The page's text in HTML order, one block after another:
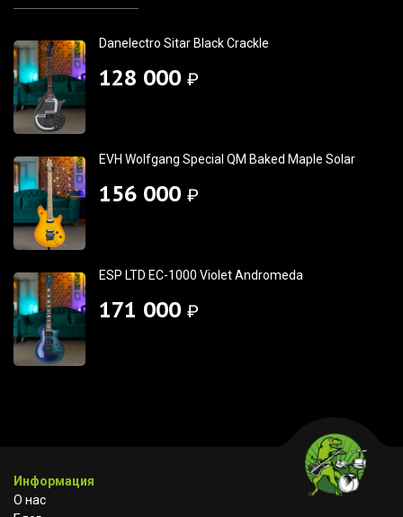
Danelectro Sitar Black Crackle
128 000 ₽
EVH Wolfgang Special QM Baked Maple Solar
156 000 ₽
ESP LTD EC-1000 Violet Andromeda
171 000 ₽
Информация
О нас